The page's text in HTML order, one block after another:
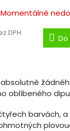
Momentálně
DPH
Do
l
á
a
c
oblíbeného
barvách,